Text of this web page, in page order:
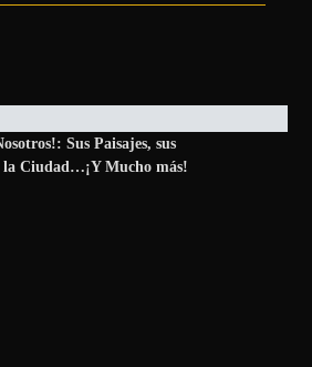
Sus Paisajes, sus
Ciudad…¡Y Mucho más!